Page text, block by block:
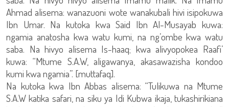
Ahmad alisema: wanazuoni wote wanakubali hivi isipokuwa
Ibn Umar. Na kutoka kwa Said Ibn Al-Musayab kuwa:
ngamia anatosha kwa watu kumi, na ng’ombe kwa watu
saba. Na hivyo alisema Is-haaq; kwa alivyopokea Raafi’
kuwa: “Mtume S.A.W, aligawanya, akasawazisha kondoo
kumi kwa ngamia”. [muttafaq].
Na kutoka kwa Ibn Abbas alisema: “Tulikuwa na Mtume
S.A.W katika safari, na siku ya Idi Kubwa ikaja, tukashirikiana